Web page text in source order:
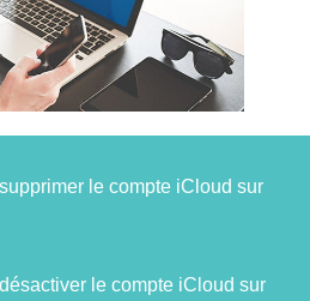
le compte iCloud sur
le compte iCloud sur